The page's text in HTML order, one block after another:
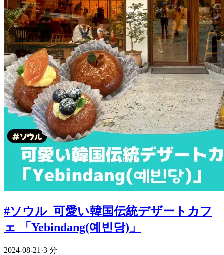
#ソウル 可愛い韓国伝統デザートカフ
ェ 「Yebindang(예빈당)」
2024-08-21 ·3 分